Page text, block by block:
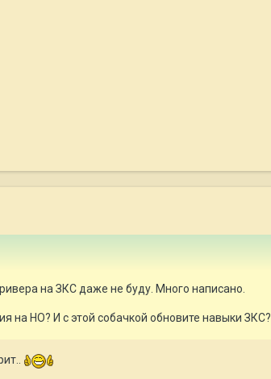
на ЗКС даже не буду. Много написано.
на НО? И с этой собачкой обновите навыки ЗКС?